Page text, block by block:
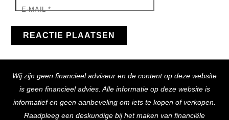
E-MAIL*
To
Top
Wij zijn geen financieel adviseur en de content op deze website
is geen financieel advies. Alle informatie op deze website is
informatief en geen aanbeveling om iets te kopen of verkopen.
Raadpleeg een deskundige bij het maken van financiële